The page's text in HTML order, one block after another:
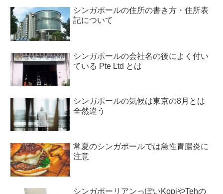
シンガポールの住所の書き方・住所表
記について
シンガポールの会社名の後によく付い
ている Pte Ltd とは
シンガポールの気候は東京の8月とは
全然違う
常夏のシンガポールでは急性胃腸炎に
注意
シンガポーリアンっぽいKopiやTehの